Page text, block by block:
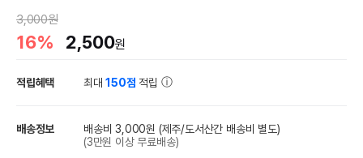
3,000원
16% 2,500원
적립혜택 최대150점 적립
배송정보 배송비 3,000원 (제주/도서산간 배송비 별도)
(3만원 이상 무료배송)